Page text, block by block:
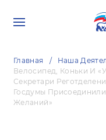
Главная Наша
Велосипед, Коньки И
Секретари
Госдумы
Желаний»